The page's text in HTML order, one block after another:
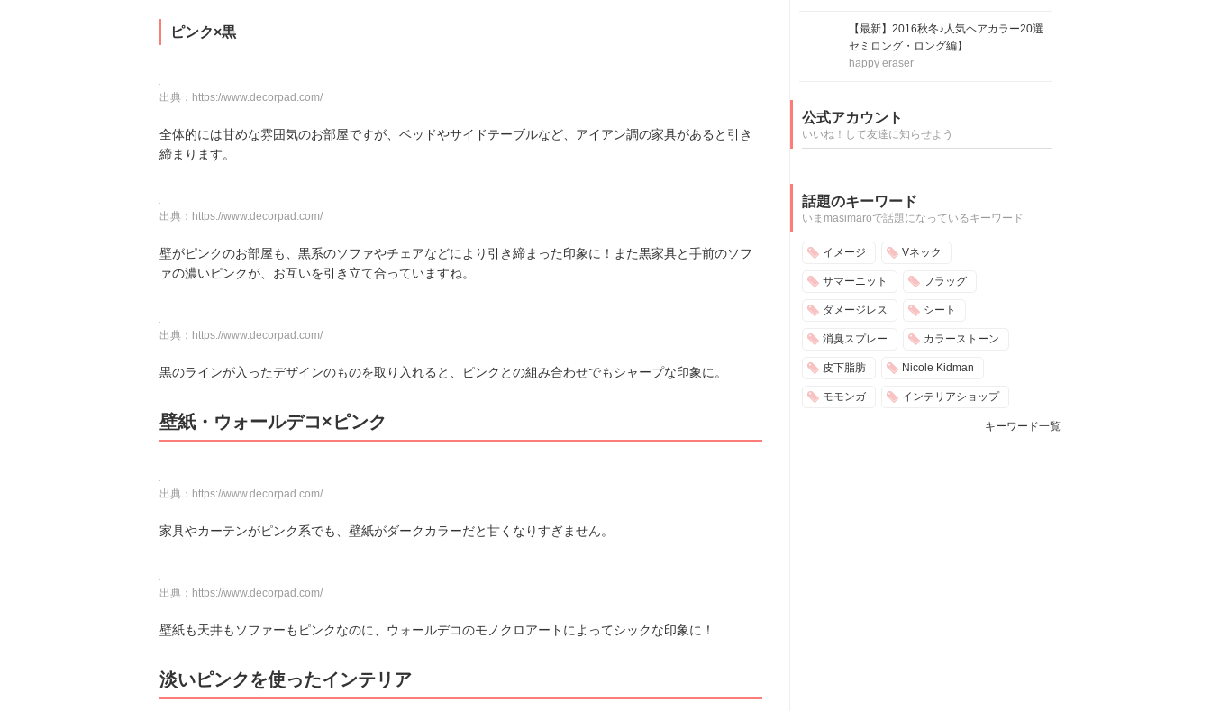
ピンク×黒
出典： https://www.decorpad.com/
全体的には甘めな雰囲気のお部屋ですが、ベッドやサイドテーブルなど、アイアン調の家具があると引き
締まります。
出典： https://www.decorpad.com/
壁がピンクのお部屋も、黒系のソファやチェアなどにより引き締まった印象に！また黒家具と手前のソフ
ァの濃いピンクが、お互いを引き立て合っていますね。
出典： https://www.decorpad.com/
黒のラインが入ったデザインのものを取り入れると、ピンクとの組み合わせでもシャープな印象に。
壁紙・ウォールデコ×ピンク
出典： https://www.decorpad.com/
家具やカーテンがピンク系でも、壁紙がダークカラーだと甘くなりすぎません。
出典： https://www.decorpad.com/
壁紙も天井もソファーもピンクなのに、ウォールデコのモノクロアートによってシックな印象に！
淡いピンクを使ったインテリア
【最新】2016秋冬♪人気ヘアカラー20選
セミロング・ロング編】
happy eraser
公式アカウント
いいね！して友達に知らせよう
話題のキーワード
いまmasimaroで話題になっているキーワード
イメージ Vネック
サマーニット フラッグ
ダメージレス シート
消臭スプレー カラーストーン
皮下脂肪 Nicole Kidman
モモンガ インテリアショップ
キーワード一覧